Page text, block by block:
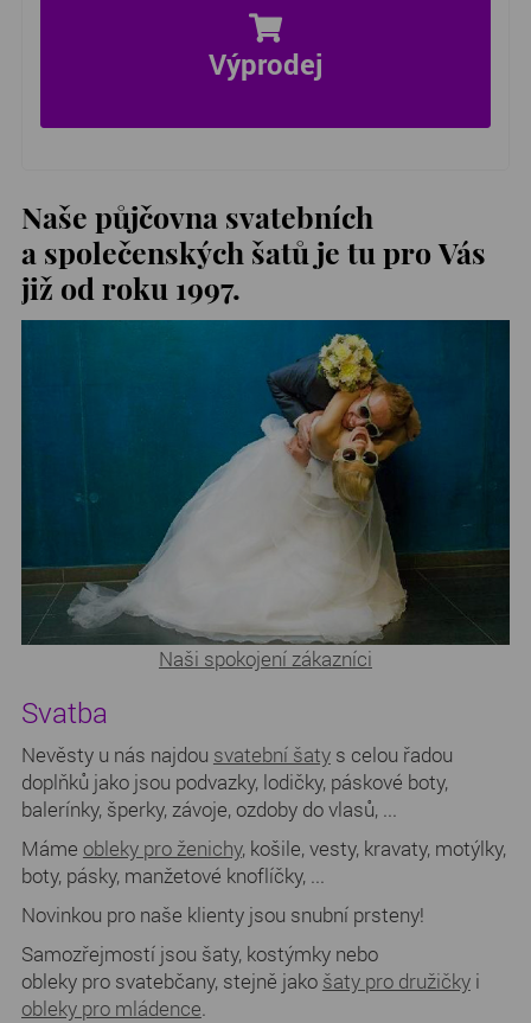
Výprodej
Naše půjčovna svatebních
a společenských šatů je tu pro Vás
již od roku 1997.
Naši spokojení zákazníci
Svatba
Nevěsty u nás najdou svatební šatys celou řadou
doplňků jako jsou podvazky, lodičky, páskové boty,
balerínky, šperky, závoje, ozdoby do vlasů, ...
Máme obleky pro ženichy, košile, vesty, kravaty, motýlky,
boty, pásky, manžetové knoflíčky, ...
Novinkou pro naše klienty jsou snubní prsteny!
Samozřejmostí jsou šaty, kostýmky nebo
obleky pro svatebčany, stejně jako šaty pro družičkyi
obleky pro mládence.